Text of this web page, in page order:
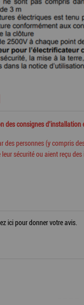
des consignes
des personnes (y compris
sécurité ou aient reçu
ici pour donner votre avis.